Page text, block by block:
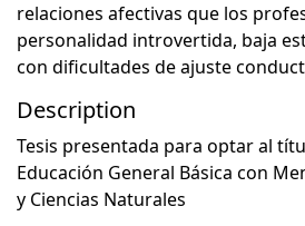
relaciones afectivas que los
personalidad introvertida, baja
con dificultades de ajuste
Description
Tesis presentada para optar al
Educación General Básica con
y Ciencias Naturales